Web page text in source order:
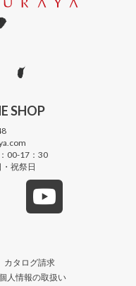
SHOP
00-17：30
祝祭日
カタログ請求
人情報の取扱い